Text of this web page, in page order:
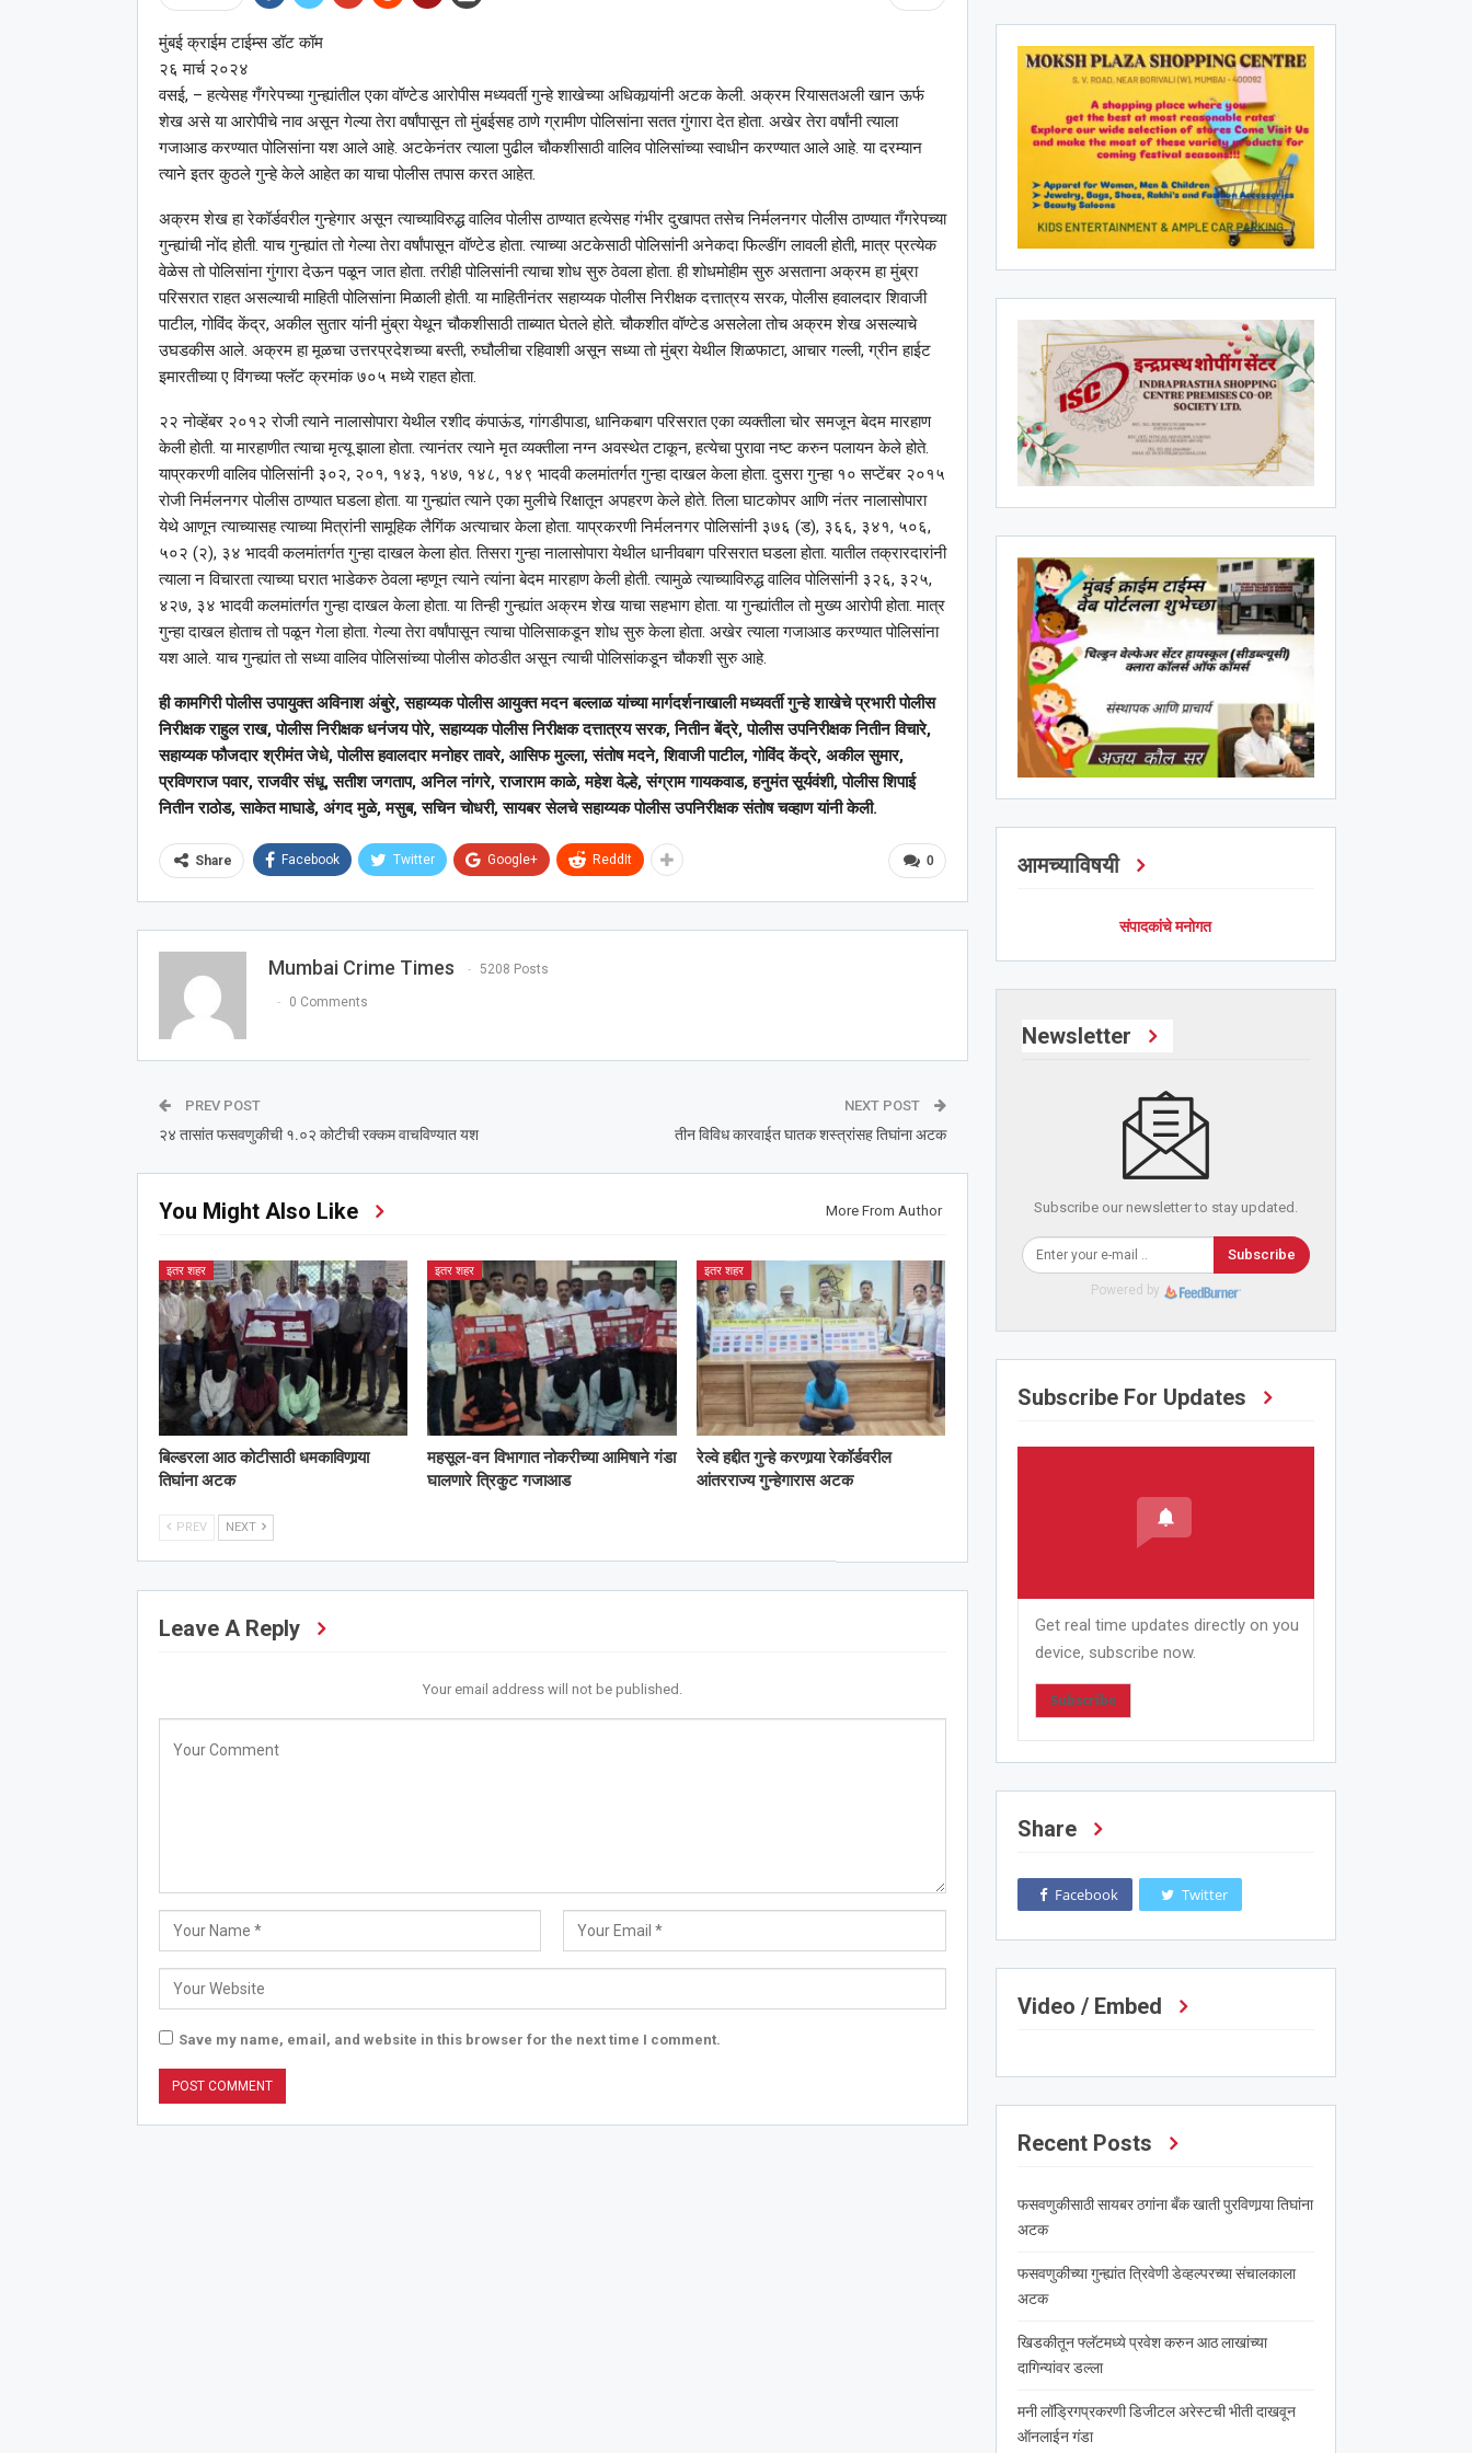
मुंबई क्राईम टाईम्स डॉट कॉम
२६ मार्च २०२४
वसई, – हत्येसह गँगरेपच्या गुन्ह्यांतील एका वॉण्टेड आरोपीस मध्यवर्ती गुन्हे शाखेच्या अधिकार्‍यांनी अटक केली. अक्रम रियासतअली खान ऊर्फ
शेख असे या आरोपीचे नाव असून गेल्या तेरा वर्षांपासून तो मुंबईसह ठाणे ग्रामीण पोलिसांना सतत गुंगारा देत होता. अखेर तेरा वर्षांनी त्याला
गजाआड करण्यात पोलिसांना यश आले आहे. अटकेनंतर त्याला पुढील चौकशीसाठी वालिव पोलिसांच्या स्वाधीन करण्यात आले आहे. या दरम्यान
त्याने इतर कुठले गुन्हे केले आहेत का याचा पोलीस तपास करत आहेत.
अक्रम शेख हा रेकॉर्डवरील गुन्हेगार असून त्याच्याविरुद्ध वालिव पोलीस ठाण्यात हत्येसह गंभीर दुखापत तसेच निर्मलनगर पोलीस ठाण्यात गँगरेपच्या
गुन्ह्यांची नोंद होती. याच गुन्ह्यांत तो गेल्या तेरा वर्षांपासून वॉण्टेड होता. त्याच्या अटकेसाठी पोलिसांनी अनेकदा फिल्डींग लावली होती, मात्र प्रत्येक
वेळेस तो पोलिसांना गुंगारा देऊन पळून जात होता. तरीही पोलिसांनी त्याचा शोध सुरु ठेवला होता. ही शोधमोहीम सुरु असताना अक्रम हा मुंब्रा
परिसरात राहत असल्याची माहिती पोलिसांना मिळाली होती. या माहितीनंतर सहाय्यक पोलीस निरीक्षक दत्तात्रय सरक, पोलीस हवालदार शिवाजी
पाटील, गोविंद केंद्र, अकील सुतार यांनी मुंब्रा येथून चौकशीसाठी ताब्यात घेतले होते. चौकशीत वॉण्टेड असलेला तोच अक्रम शेख असल्याचे
उघडकीस आले. अक्रम हा मूळचा उत्तरप्रदेशच्या बस्ती, रुघौलीचा रहिवाशी असून सध्या तो मुंब्रा येथील शिळफाटा, आचार गल्ली, ग्रीन हाईट
इमारतीच्या ए विंगच्या फ्लॅट क्रमांक ७०५ मध्ये राहत होता.
२२ नोव्हेंबर २०१२ रोजी त्याने नालासोपारा येथील रशीद कंपाऊंड, गांगडीपाडा, धानिकबाग परिसरात एका व्यक्तीला चोर समजून बेदम मारहाण
केली होती. या मारहाणीत त्याचा मृत्यू झाला होता. त्यानंतर त्याने मृत व्यक्तीला नग्न अवस्थेत टाकून, हत्येचा पुरावा नष्ट करुन पलायन केले होते.
याप्रकरणी वालिव पोलिसांनी ३०२, २०१, १४३, १४७, १४८, १४९ भादवी कलमांतर्गत गुन्हा दाखल केला होता. दुसरा गुन्हा १० सप्टेंबर २०१५
रोजी निर्मलनगर पोलीस ठाण्यात घडला होता. या गुन्ह्यांत त्याने एका मुलीचे रिक्षातून अपहरण केले होते. तिला घाटकोपर आणि नंतर नालासोपारा
येथे आणून त्याच्यासह त्याच्या मित्रांनी सामूहिक लैगिंक अत्याचार केला होता. याप्रकरणी निर्मलनगर पोलिसांनी ३७६ (ड), ३६६, ३४१, ५०६,
५०२ (२), ३४ भादवी कलमांतर्गत गुन्हा दाखल केला होत. तिसरा गुन्हा नालासोपारा येथील धानीवबाग परिसरात घडला होता. यातील तक्रारदारांनी
त्याला न विचारता त्याच्या घरात भाडेकरु ठेवला म्हणून त्याने त्यांना बेदम मारहाण केली होती. त्यामुळे त्याच्याविरुद्ध वालिव पोलिसांनी ३२६, ३२५,
४२७, ३४ भादवी कलमांतर्गत गुन्हा दाखल केला होता. या तिन्ही गुन्ह्यांत अक्रम शेख याचा सहभाग होता. या गुन्ह्यांतील तो मुख्य आरोपी होता. मात्र
गुन्हा दाखल होताच तो पळून गेला होता. गेल्या तेरा वर्षांपासून त्याचा पोलिसाकडून शोध सुरु केला होता. अखेर त्याला गजाआड करण्यात पोलिसांना
यश आले. याच गुन्ह्यांत तो सध्या वालिव पोलिसांच्या पोलीस कोठडीत असून त्याची पोलिसांकडून चौकशी सुरु आहे.
ही कामगिरी पोलीस उपायुक्त अविनाश अंबुरे, सहाय्यक पोलीस आयुक्त मदन बल्लाळ यांच्या मार्गदर्शनाखाली मध्यवर्ती गुन्हे शाखेचे प्रभारी पोलीस
निरीक्षक राहुल राख, पोलीस निरीक्षक धनंजय पोरे, सहाय्यक पोलीस निरीक्षक दत्तात्रय सरक, नितीन बेंद्रे, पोलीस उपनिरीक्षक नितीन विचारे,
सहाय्यक फौजदार श्रीमंत जेधे, पोलीस हवालदार मनोहर तावरे, आसिफ मुल्ला, संतोष मदने, शिवाजी पाटील, गोविंद केंद्रे, अकील सुमार,
प्रविणराज पवार, राजवीर संधू, सतीश जगताप, अनिल नांगरे, राजाराम काळे, महेश वेल्हे, संग्राम गायकवाड, हनुमंत सूर्यवंशी, पोलीस शिपाई
नितीन राठोड, साकेत माघाडे, अंगद मुळे, मसुब, सचिन चोधरी, सायबर सेलचे सहाय्यक पोलीस उपनिरीक्षक संतोष चव्हाण यांनी केली.
0
Share Facebook Twitter Google+ ReddIt
Mumbai Crime Times 5208 Posts
0 Comments
PREV POST
२४ तासांत फसवणुकीची १.०२ कोटीची रक्कम वाचविण्यात यश
NEXT POST
तीन विविध कारवाईत घातक शस्त्रांसह तिघांना अटक
You Might Also Like More From Author
इतर शहर
बिल्डरला आठ कोटीसाठी धमकाविणार्‍या
तिघांना अटक
इतर शहर
महसूल-वन विभागात नोकरीच्या आमिषाने गंडा
घालणारे त्रिकुट गजाआड
इतर शहर
रेल्वे हद्दीत गुन्हे करणार्‍या रेकॉर्डवरील
आंतरराज्य गुन्हेगारास अटक
PREV NEXT
Leave A Reply
Your email address will not be published.
Save my name, email, and website in this browser for the next time I comment.
आमच्याविषयी
संपादकांचे मनोगत
Newsletter
Subscribe our newsletter to stay updated.
Subscribe
Powered by
Subscribe For Updates
Get real time updates directly on you
device, subscribe now.
Subscribe
Share
Facebook Twitter
Video / Embed
Recent Posts
फसवणुकीसाठी सायबर ठगांना बँक खाती पुरविणार्‍या तिघांना
अटक
फसवणुकीच्या गुन्ह्यांत त्रिवेणी डेव्हल्परच्या संचालकाला
अटक
खिडकीतून फ्लॅटमध्ये प्रवेश करुन आठ लाखांच्या
दागिन्यांवर डल्ला
मनी लॉड्रिगप्रकरणी डिजीटल अरेस्टची भीती दाखवून
ऑनलाईन गंडा